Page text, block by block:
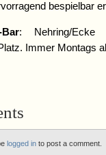
bespielbar
Bar: Nehring/Ecke
Immer Montags
logged in to post a comment.